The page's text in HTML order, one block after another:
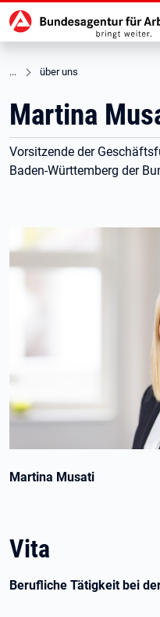
zu den Hauptinhalten
über uns
Martina
Vorsitzende der
Baden-Württemberg der
Martina Musati
Vita
Berufliche Tätigkeit bei